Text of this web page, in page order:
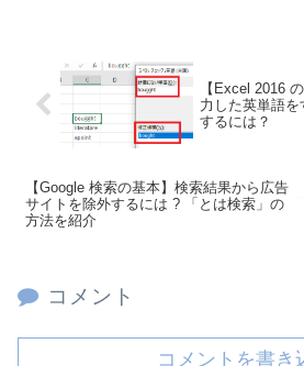
【Excel 2016
力した英単語
するには？
【Google 検索の基本】検索結果から広告
サイトを除外するには ? 「とは検索」の
方法を紹介
コメント
コメントを書き